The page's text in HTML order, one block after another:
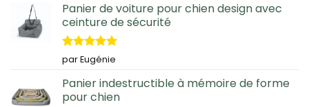
Panier de voiture pour chien design avec
ceinture de sécurité
Note5sur
5
par Eugénie
Panier indestructible à mémoire de forme
pour chien